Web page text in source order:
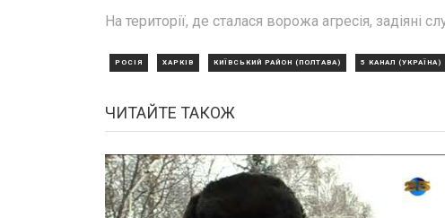
На території, де сталася ворожа агресія, задіяні
РОСІЯ ХАРКІВ КИЇВСЬКИЙ РАЙОН (ПОЛТАВА) 5 КАНАЛ (УКРАЇНА)
ЧИТАЙТЕ ТАКОЖ